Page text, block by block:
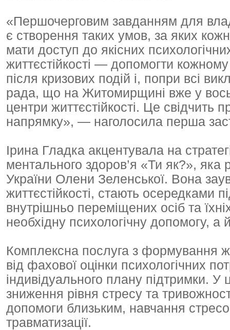
«Першочерговим завданням для
є створення таких умов, за яких
мати доступ до якісних
життєстійкості — допомогти
після кризових подій і, попри всі
рада, що на Житомирщині вже у
центри життєстійкості. Це
напрямку», — наголосила перша
Ірина Гладка акцентувала на
ментального здоров’я «Ти як?», яка
України Олени Зеленської. Вона
життєстійкості, стають осередками
внутрішньо переміщених осіб та
необхідну психологічну допомогу,
Комплексна послуга з формування
від фахової оцінки психологічних
індивідуального плану підтримки. У
зниження рівня стресу та
допомоги близьким, навчання
травматизації.